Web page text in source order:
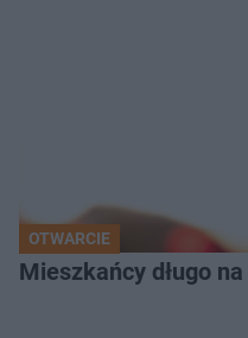
OTWARCIE
Mieszkańcy długo